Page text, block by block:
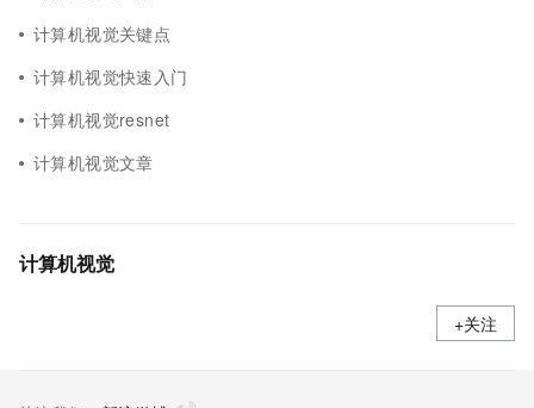
计算机视觉关键点
计算机视觉快速入门
计算机视觉resnet
计算机视觉文章
计算机视觉
+关注